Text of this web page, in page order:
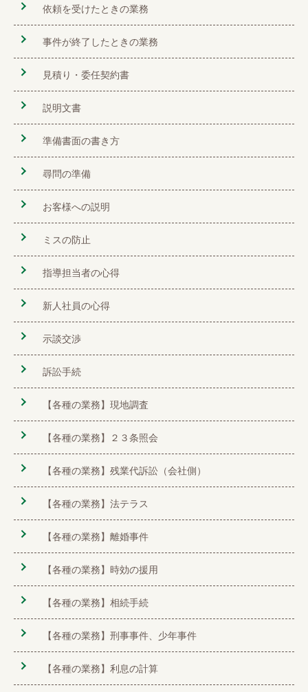
依頼を受けたときの業務
事件が終了したときの業務
見積り・委任契約書
説明文書
準備書面の書き方
尋問の準備
お客様への説明
ミスの防止
指導担当者の心得
新人社員の心得
示談交渉
訴訟手続
【各種の業務】現地調査
【各種の業務】２３条照会
【各種の業務】残業代訴訟（会社側）
【各種の業務】法テラス
【各種の業務】離婚事件
【各種の業務】時効の援用
【各種の業務】相続手続
【各種の業務】刑事事件、少年事件
【各種の業務】利息の計算